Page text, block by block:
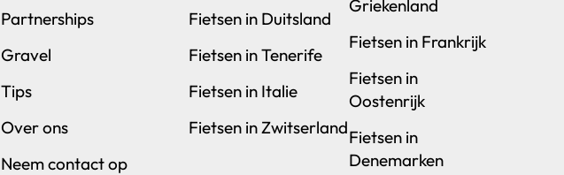
Partnerships
Gravel
Tips
Over ons
Neem contact op
Fietsen in Duitsland
Fietsen in Tenerife
Fietsen in Italie
Fietsen in Zwitserland
Griekenland
Fietsen in Frankrijk
Fietsen in
Oostenrijk
Fietsen in
Denemarken